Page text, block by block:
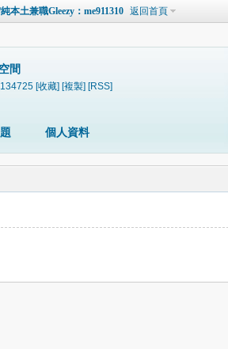
本土兼職Gleezy：me911310 返回首頁
間
[收藏] [複製] [RSS]
個人資料